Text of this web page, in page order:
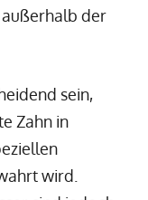
der
sein,
Zahn in
wird.